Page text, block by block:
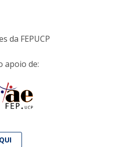
da FEPUCP
apoio de: